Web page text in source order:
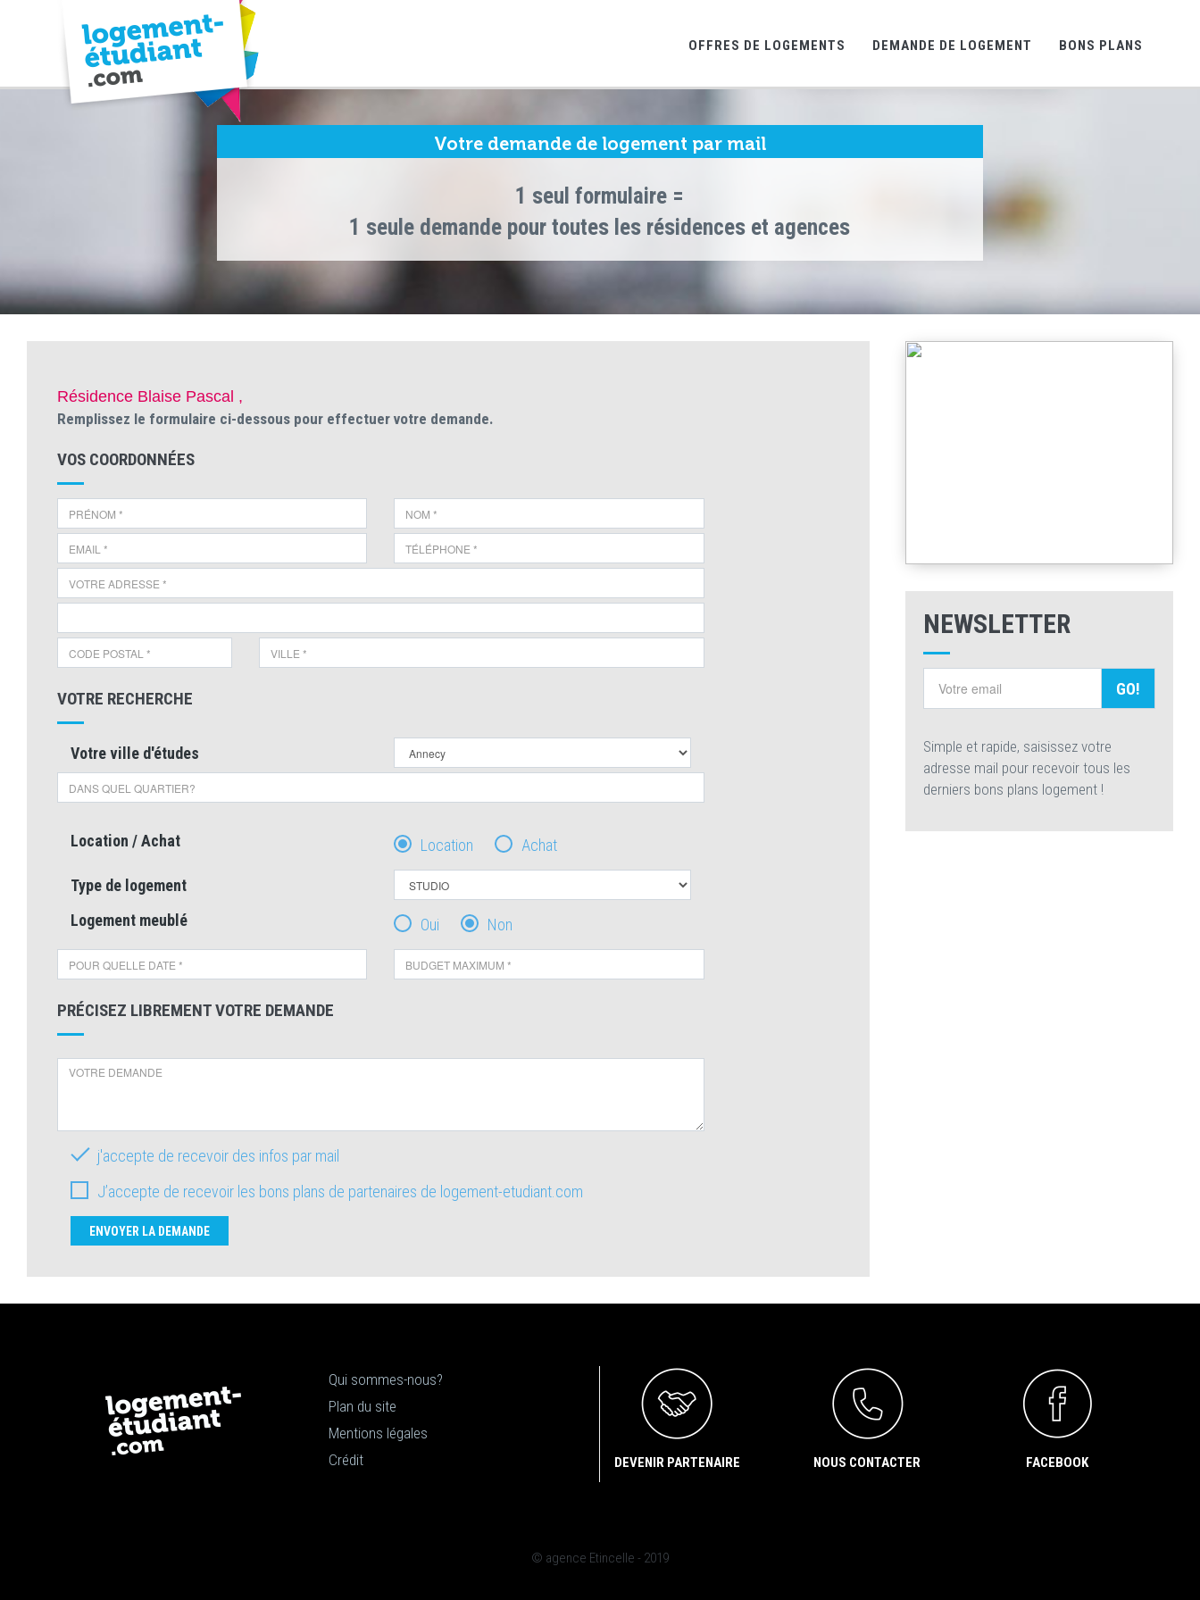
OFFRES DE LOGEMENTS DEMANDE DE LOGEMENT BONS PLANS
Votre demande de logement par mail
1 seul formulaire =
1 seule demande pour toutes les résidences et agences
NEWSLETTER
GO!
Simple et rapide, saisissez votre
adresse mail pour recevoir tous les
derniers bons plans logement !
Résidence Blaise Pascal ,
Remplissez le formulaire ci-dessous pour effectuer votre demande.
VOS COORDONNÉES
VOTRE RECHERCHE
Votre ville d'études
Location / Achat Location Achat
Type de logement
Logement meublé
Oui Non
PRÉCISEZ LIBREMENT VOTRE DEMANDE
j'accepte de recevoir des infos par mail
J’accepte de recevoir les bons plans de partenaires de logement-etudiant.com
ENVOYER LA DEMANDE
Qui sommes-nous?
Plan du site
Mentions légales
Crédit
DEVENIR PARTENAIRE NOUS CONTACTER FACEBOOK
© agence Etincelle - 2019